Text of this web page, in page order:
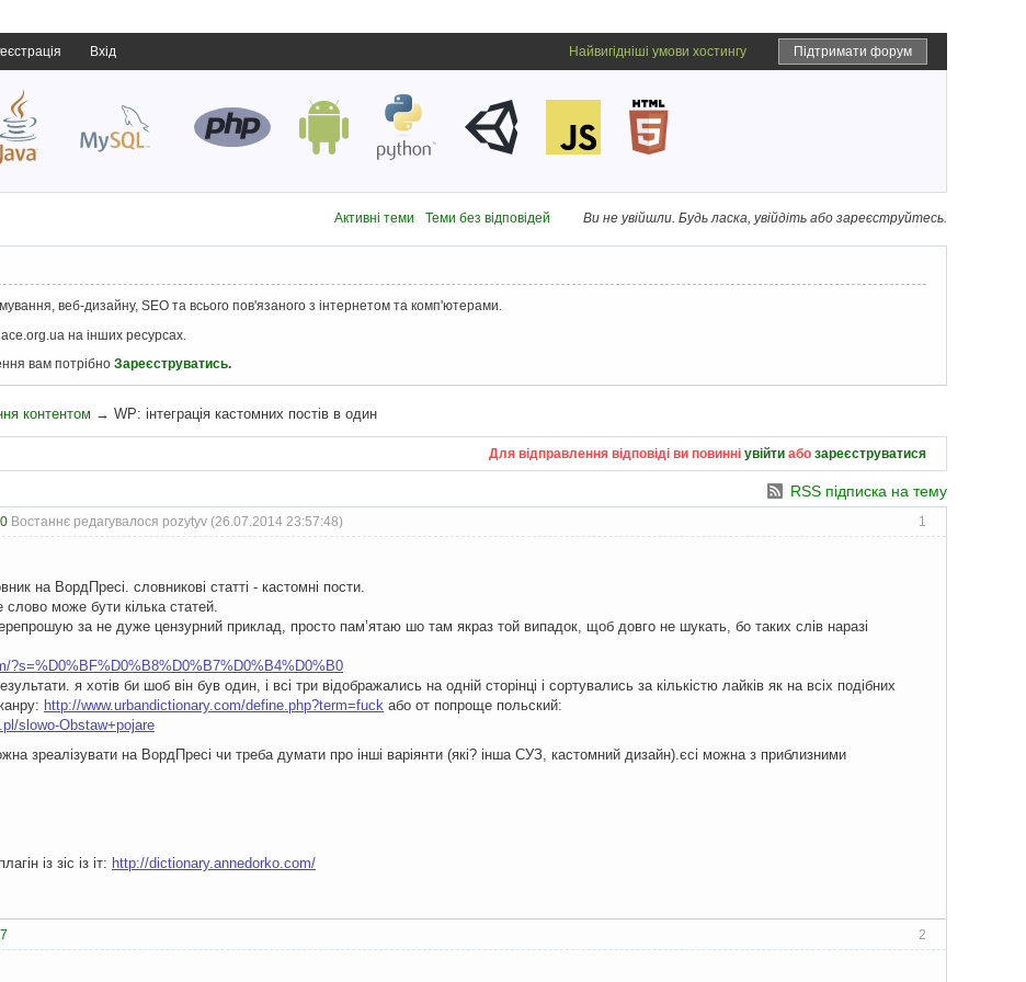
Вхід Підтримати форум
Найвигідніші умови хостингу
Ви не увійшли. Будь ласка, увійдіть або зареєструйтесь.
Активні теми Теми без відповідей
веб-дизайну, SEO та всього пов'язаного з інтернетом та комп'ютерами.
на інших ресурсах.
вам потрібно Зареєструватись.
контентом →WP: інтеграція кастомних постів в один
Для відправлення відповіді ви повинні увійти або зареєструватися
RSS підписка на тему
1
Востаннє редагувалося pozytyv (26.07.2014 23:57:48)
на ВордПресі. словникові статті - кастомні пости.
може бути кілька статей.
за не дуже цензурний приклад, просто пам’ятаю шо там якраз той випадок, щоб довго не шукать, бо таких слів наразі
?s=%D0%BF%D0%B8%D0%B7%D0%B4%D0%B0
я хотів би шоб він був один, і всі три відображались на одній сторінці і сортувались за кількістю лайків як на всіх подібних
http://www.urbandictionary.com/define.php?term=fuck або от попроще польский:
slowo-Obstaw+pojare
зреалізувати на ВордПресі чи треба думати про інші варіянти (які? інша СУЗ, кастомний дизайн).єсі можна з приблизними
із зіс із іт: http://dictionary.annedorko.com/
2